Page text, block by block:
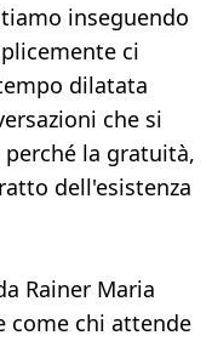
inseguendo
ci
dilatata
che si
la gratuità,
dell'esistenza
Rainer Maria
come chi attende